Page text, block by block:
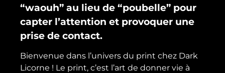
“waouh” au lieu de “poubelle” pour
capter l’attention et provoquer une
prise de contact.
Bienvenue dans l’univers du print chez Dark
Licorne ! Le print, c’est l’art de donner vie à